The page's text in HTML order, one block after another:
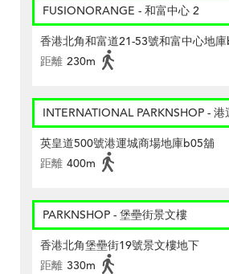
FUSIONORANGE - 和富中心 2
香港北角和富道21-53號和富中心地
距離 230m
INTERNATIONAL PARKNSHOP -
英皇道500號港運城商場地庫b05舖
距離 400m
PARKNSHOP - 堡壘街景文樓
香港北角堡壘街19號景文樓地下
距離 330m